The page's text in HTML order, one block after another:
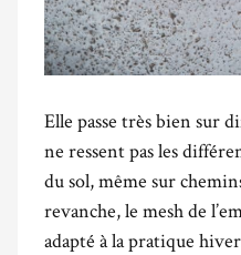
Elle passe très bien sur
ne ressent pas les
du sol, même sur
revanche, le mesh de
adapté à la pratique